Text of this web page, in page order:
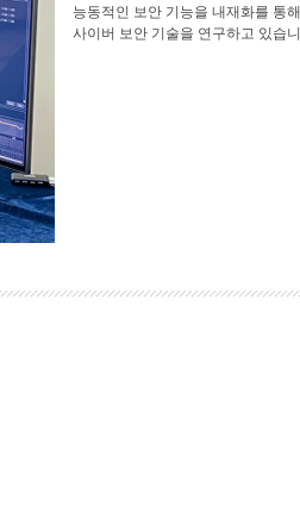
능동적인 보안 기능을 내재화를 통
사이버 보안 기술을 연구하고 있습